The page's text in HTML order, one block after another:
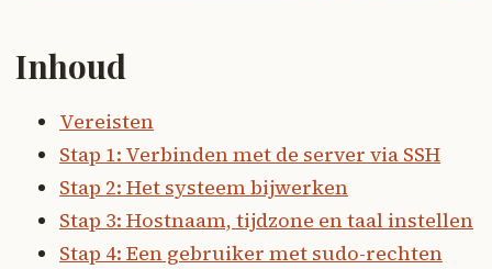
Inhoud
Vereisten
Stap 1: Verbinden met de server via SSH
Stap 2: Het systeem bijwerken
Stap 3: Hostnaam, tijdzone en taal instellen
Stap 4: Een gebruiker met sudo-rechten